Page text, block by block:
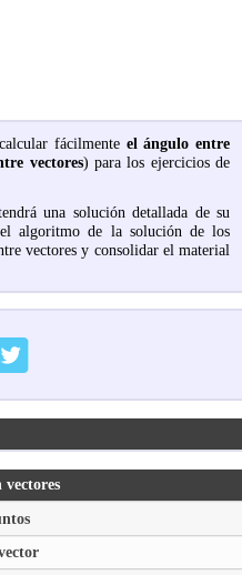
fácilmente el ángulo entre
vectores) para los ejercicios de
una solución detallada de su
algoritmo de la solución de los
vectores y consolidar el material